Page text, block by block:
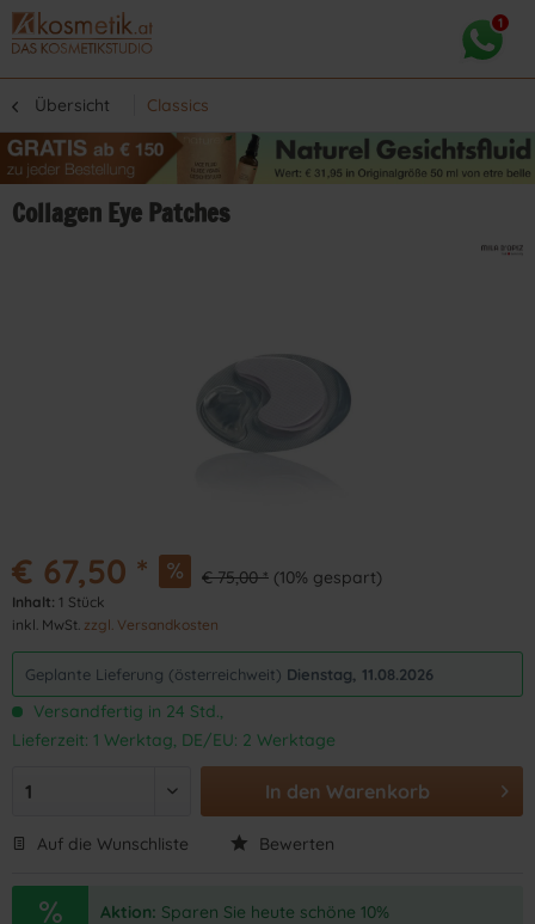
Übersicht Classics
Collagen Eye Patches
€ 67,50 * € 75,00 * (10% gespart)
Inhalt: 1 Stück
inkl. MwSt. zzgl. Versandkosten
Geplante Lieferung (österreichweit) Dienstag, 11.08.2026
Versandfertig in 24 Std.,
Lieferzeit: 1 Werktag, DE/EU: 2 Werktage
In den Warenkorb
Auf die Wunschliste Bewerten
Aktion: Sparen Sie heute schöne 10%